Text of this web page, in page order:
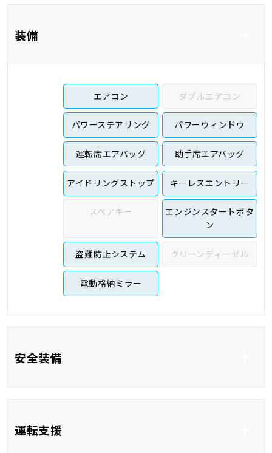
装備
エアコン ダブルエアコン
パワーステアリング パワーウィンドウ
運転席エアバッグ 助手席エアバッグ
アイドリングストップ キーレスエントリー
スペアキー
エンジンスタートボタ
ン
盗難防止システム クリーンディーゼル
電動格納ミラー
安全装備
運転支援